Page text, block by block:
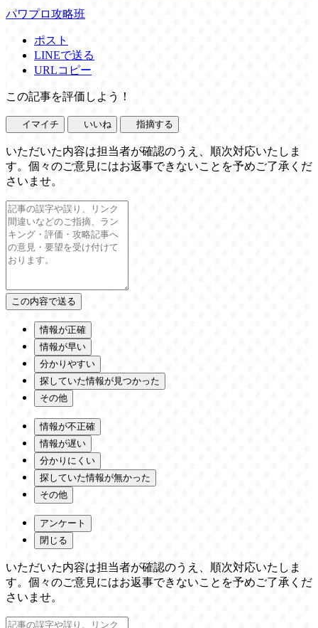
パワプロ攻略班
ポスト
LINEで送る
URLコピー
この記事を評価しよう！
イマイチ いいね 指摘する
いただいた内容は担当者が確認のうえ、順次対応いたしま
す。個々のご意見にはお返事できないことを予めご了承くだ
さいませ。
情報が正確
情報が早い
分かりやすい
探していた情報が見つかった
その他
情報が不正確
情報が遅い
分かりにくい
探していた情報が無かった
その他
アンケート
閉じる
いただいた内容は担当者が確認のうえ、順次対応いたしま
す。個々のご意見にはお返事できないことを予めご了承くだ
さいませ。